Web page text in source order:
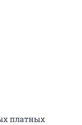
платных